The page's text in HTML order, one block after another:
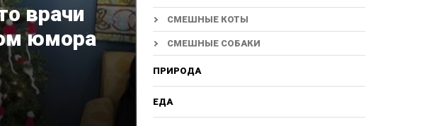
врачи
юмора
СМЕШНЫЕ КОТЫ
СМЕШНЫЕ СОБАКИ
ПРИРОДА
ЕДА